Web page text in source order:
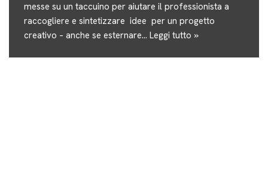
messe su un taccuino per aiutare il professionista a
raccogliere e sintetizzare idee per un progetto
creativo – anche se esternare… Leggi tutto »